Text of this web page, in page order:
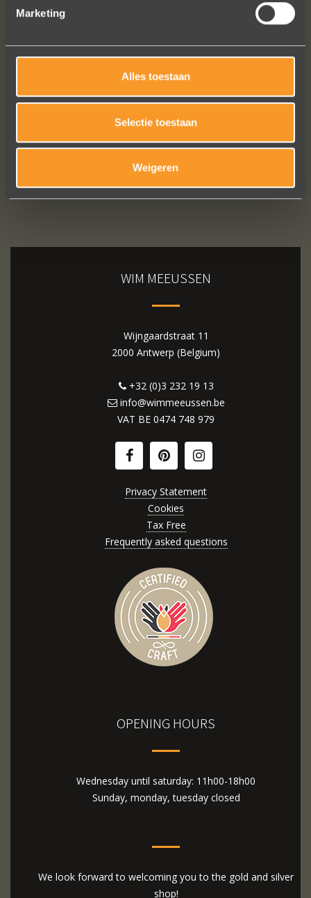
Marketing
Alles toestaan
Selectie toestaan
Weigeren
Bekijk al onze reviews
WIM MEEUSSEN
Wijngaardstraat 11
2000 Antwerp (Belgium)
+32 (0)3 232 19 13
info@wimmeeussen.be
VAT BE 0474 748 979
Privacy Statement
Cookies
Tax Free
Frequently asked questions
OPENING HOURS
Wednesday until saturday: 11h00-18h00
Sunday, monday, tuesday closed
We look forward to welcoming you to the gold and silver
shop!